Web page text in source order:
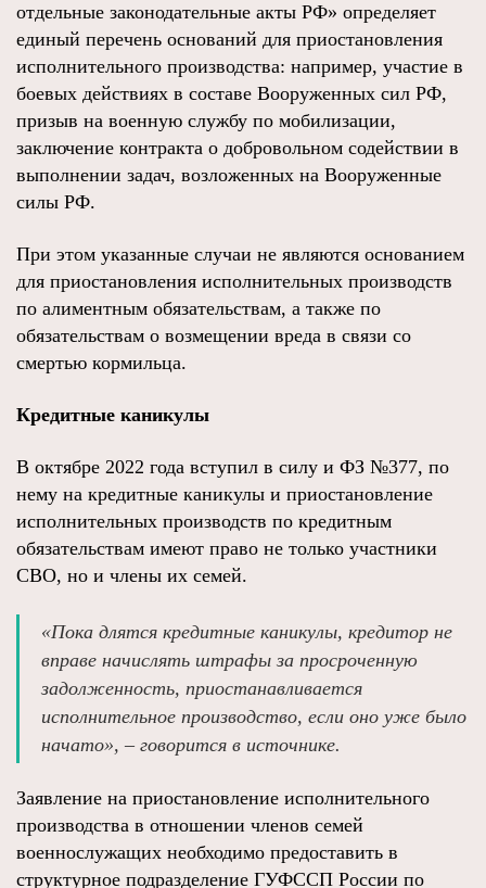
отдельные законодательные акты РФ» определяет
единый перечень оснований для приостановления
исполнительного производства: например, участие в
боевых действиях в составе Вооруженных сил РФ,
призыв на военную службу по мобилизации,
заключение контракта о добровольном содействии в
выполнении задач, возложенных на Вооруженные
силы РФ.
При этом указанные случаи не являются основанием
для приостановления исполнительных производств
по алиментным обязательствам, а также по
обязательствам о возмещении вреда в связи со
смертью кормильца.
Кредитные каникулы
В октябре 2022 года вступил в силу и ФЗ №377, по
нему на кредитные каникулы и приостановление
исполнительных производств по кредитным
обязательствам имеют право не только участники
СВО, но и члены их семей.
«Пока длятся кредитные каникулы, кредитор не
вправе начислять штрафы за просроченную
задолженность, приостанавливается
исполнительное производство, если оно уже было
начато», – говорится в источнике.
Заявление на приостановление исполнительного
производства в отношении членов семей
военнослужащих необходимо предоставить в
структурное подразделение ГУФССП России по